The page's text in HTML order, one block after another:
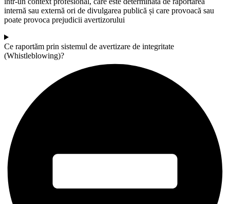
internă sau externă ori de divulgarea publică și care provoacă sau
poate provoca prejudicii avertizorului
Ce raportăm prin sistemul de avertizare de integritate
(Whistleblowing)?